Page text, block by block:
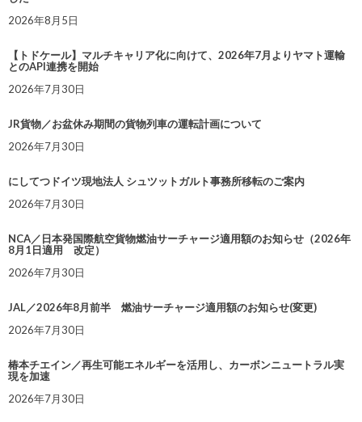
2026年8月5日
【トドケール】マルチキャリア化に向けて、2026年7月よりヤマト運輸
とのAPI連携を開始
2026年7月30日
JR貨物／お盆休み期間の貨物列車の運転計画について
2026年7月30日
にしてつドイツ現地法人 シュツットガルト事務所移転のご案内
2026年7月30日
NCA／日本発国際航空貨物燃油サーチャージ適用額のお知らせ（2026年
8月1日適用 改定）
2026年7月30日
JAL／2026年8月前半 燃油サーチャージ適用額のお知らせ(変更)
2026年7月30日
椿本チエイン／再生可能エネルギーを活用し、カーボンニュートラル実
現を加速
2026年7月30日